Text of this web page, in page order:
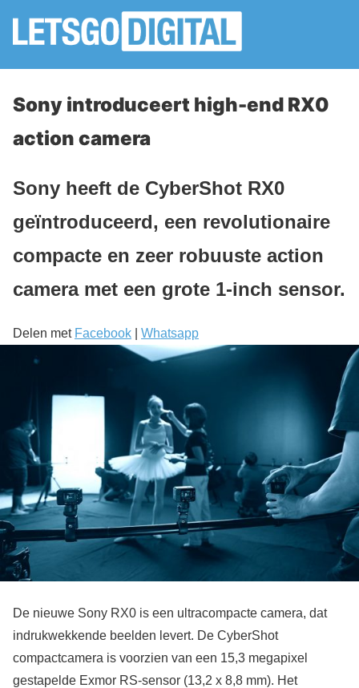
Sony introduceert high-end RX0
action camera
Sony heeft de CyberShot RX0
geïntroduceerd, een revolutionaire
compacte en zeer robuuste action
camera met een grote 1-inch sensor.
Delen met Facebook Whatsapp
De nieuwe Sony RX0 is een ultracompacte camera, dat
indrukwekkende beelden levert. De CyberShot
compactcamera is voorzien van een 15,3 megapixel
gestapelde Exmor RS-sensor (13,2 x 8,8 mm). Het